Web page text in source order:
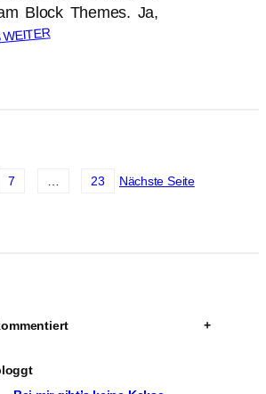
Block Themes. Ja,
WEITER
7 23 Nächste Seite
+